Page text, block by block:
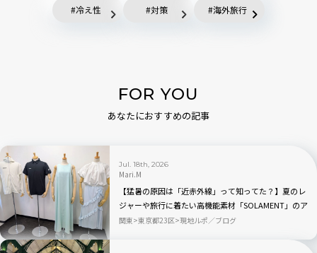
冷え性 対策 海外旅行
FOR YOU
あなたにおすすめの記事
Jul. 18th, 2026
Mari.M
【猛暑の原因は「近赤外線」って知ってた？】夏のレ
ジャーや旅行に着たい高機能素材「SOLAMENT」のア
パレルが続々登場
関東 東京都23区 現地ルポ／ブログ